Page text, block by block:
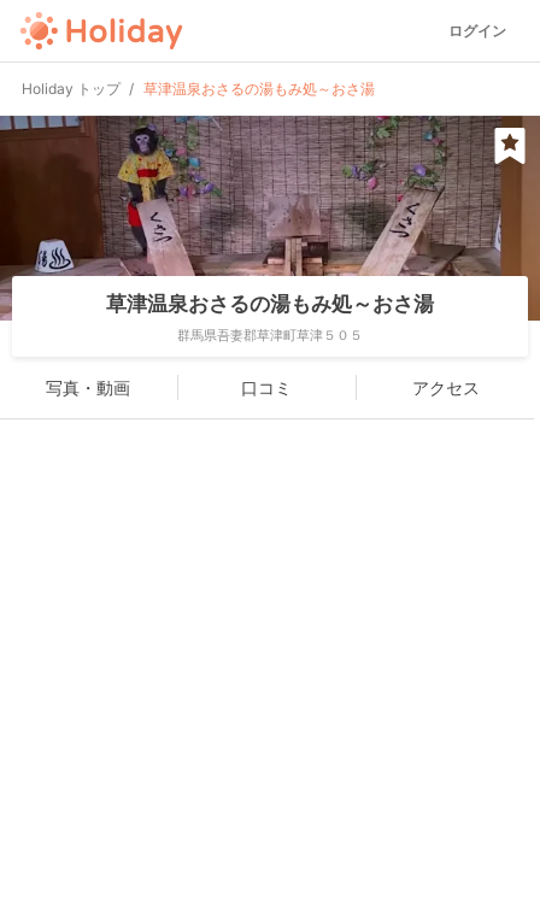
ログイン
Holiday トップ 草津温泉おさるの湯もみ処～おさ湯
草津温泉おさるの湯もみ処～おさ湯
群馬県吾妻郡草津町草津５０５
写真・動画 口コミ アクセス